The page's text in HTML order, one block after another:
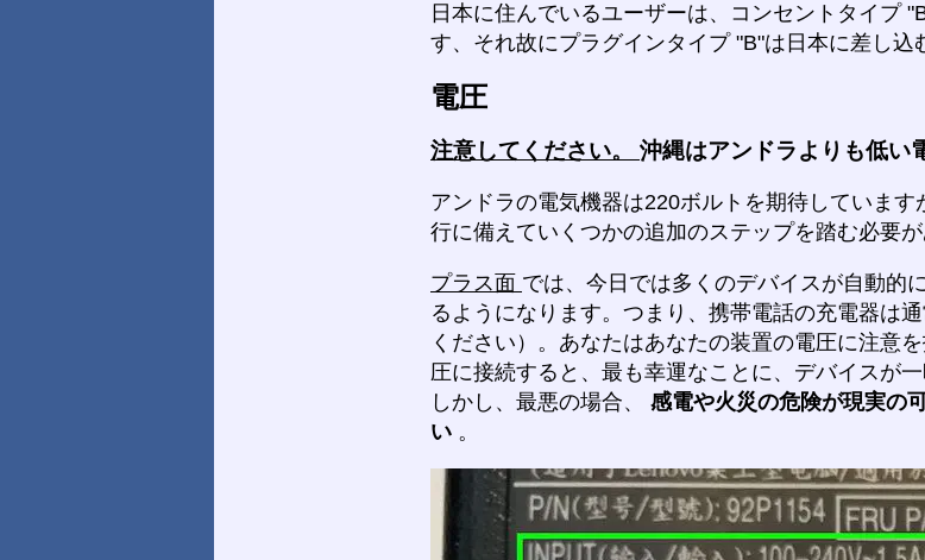
日本に住んでいるユーザーは、コンセントタイプ
す、それ故にプラグインタイプ "B"は日本に差し込
電圧
注意してください。 沖縄はアンドラよりも低い
アンドラの電気機器は220ボルトを期待していま
行に備えていくつかの追加のステップを踏む必要が
プラス面 では、今日では多くのデバイスが自動的
るようになります。つまり、携帯電話の充電器は
ください）。あなたはあなたの装置の電圧に注意
圧に接続すると、最も幸運なことに、デバイスが
しかし、最悪の場合、 感電や火災の危険が現実の
い 。